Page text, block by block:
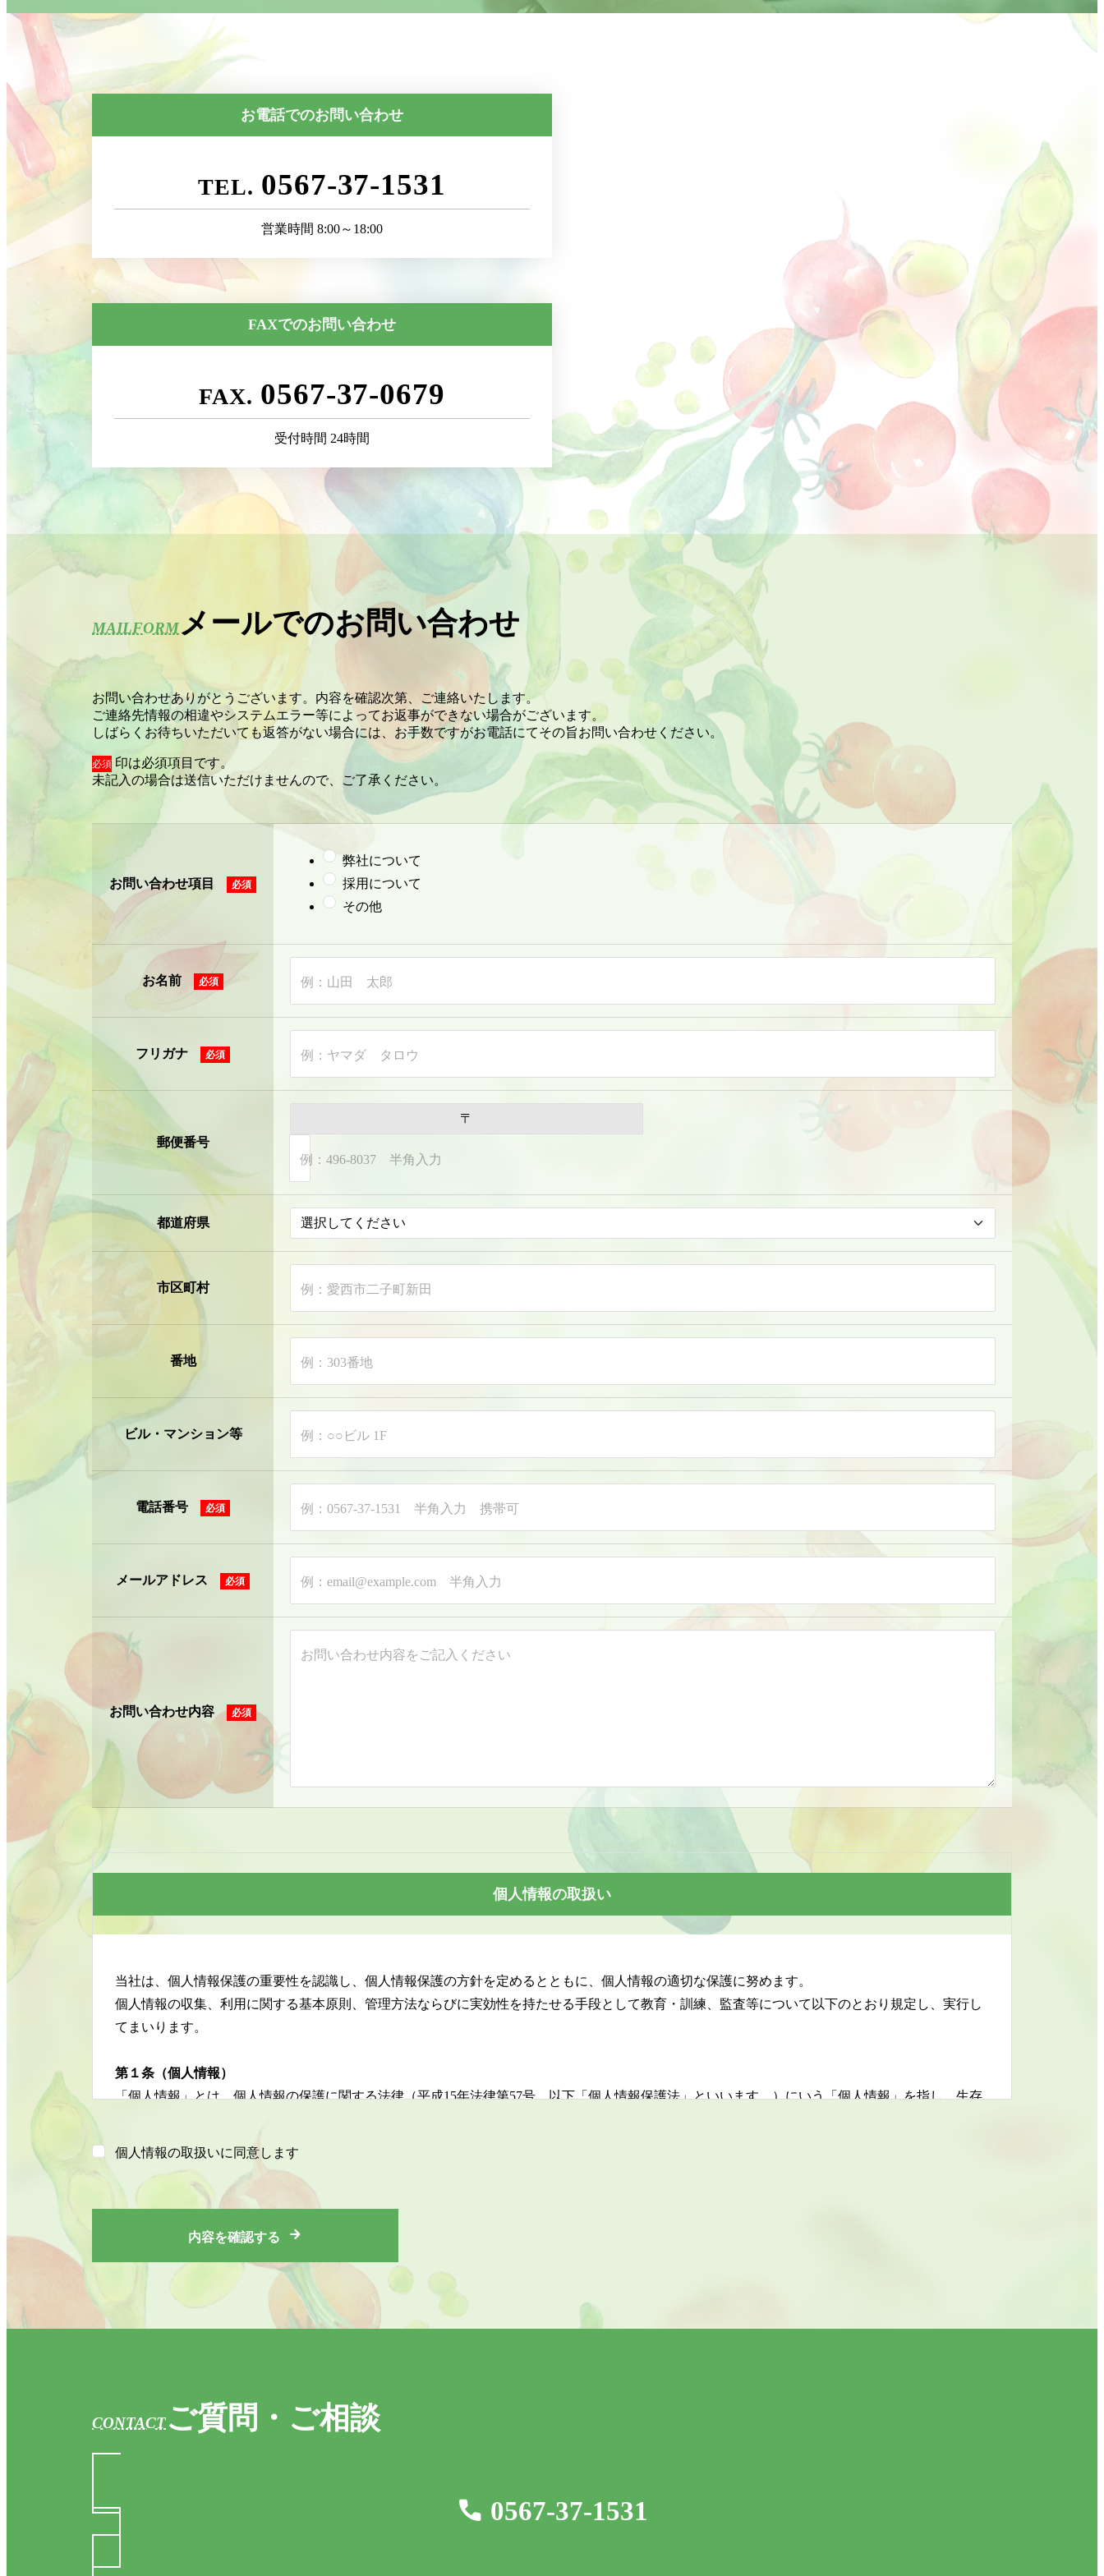
お電話でのお問い合わせ
0567-37-1531
営業時間 8:00～18:00
FAXでのお問い合わせ
0567-37-0679
受付時間 24時間
MAILFORMメールでのお問い合わせ
お問い合わせありがとうございます。内容を確認次第、ご連絡いたします。
ご連絡先情報の相違やシステムエラー等によってお返事ができない場合がございます。
しばらくお待ちいただいても返答がない場合には、お手数ですがお電話にてその旨お問い合わせください。
必須 印は必須項目です。
未記入の場合は送信いただけませんので、ご了承ください。
お問い合わせ項目
弊社について
採用について
その他
お名前 例：山田 太郎
フリガナ 例：ヤマダ タロウ
郵便番号
〒
例：496-8037 半角入力
都道府県
市区町村 例：愛西市二子町新田
番地 例：303番地
ビル・マンション等 例：○○ビル 1F
電話番号 例：0567-37-1531 半角入力 携帯可
メールアドレス 例：email@example.com 半角入力
お問い合わせ内容
お問い合わせ内容をご記入ください
個人情報の取扱い
当社は、個人情報保護の重要性を認識し、個人情報保護の方針を定めるとともに、個人情報の適切な保護に努めます。
個人情報の収集、利用に関する基本原則、管理方法ならびに実効性を持たせる手段として教育・訓練、監査等について以下のとおり規定し、実行し
てまいります。
第１条（個人情報）
「個人情報」とは、個人情報の保護に関する法律（平成15年法律第57号、以下「個人情報保護法」といいます。）にいう「個人情報」を指し、生存
第２条（個人情報の取得と利用）
当社は、以下の目的に必要な範囲で、ご本人の個⼈情報を取得し、取得した情報を利用させていただきます。
以下の⽬的の範囲を超えて個⼈情報を利⽤する場合には、事前に適切な⽅法でご本人からの同意を得るものとします。
お問い合わせへの対応。
求人採用における面接の日時および、選考結果の連絡。
取得した閲覧・購買履歴等の情報を分析し、ユーザーに適した新商品・サービスをお知らせするためのユーザーが利用しているサービ
個人情報の利用目的は、変更前後の関連性について合理性が認められる場合に限って変更するものとします。
個人情報の利用目的について変更を行った際は、変更後の目的について当社所定の方法によってユーザーに通知し、加えてWebサイト上にも公表す
第３条（個人情報の管理と保護）
せん。
個人情報の取扱いに同意します
内容を確認する
CONTACT ご質問・ご相談
0567-37-1531